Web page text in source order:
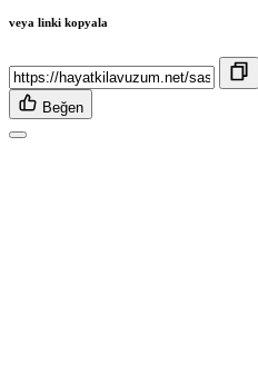
veya linki kopyala
Beğen